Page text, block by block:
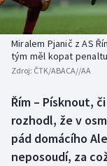
Basketbal
Biatlon
Boby a skeleton
Box
Curling
Historické
Aplikace ČT
AZ kvíz
Miralem Pjanič z AS
tým měl kopat penaltu
Zdroj: ČTK/ABACA//AA
Řím – Písknout,
rozhodl, že v
pád domácího
neposoudí, za